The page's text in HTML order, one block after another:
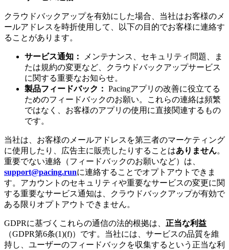
クラウドバックアップを有効にした場合、当社はお客様のメ
ールアドレスを時折使用して、以下の目的でお客様に連絡す
ることがあります。
サービス通知：
メンテナンス、セキュリティ問題、ま
たは規約の変更など、クラウドバックアップサービス
に関する重要なお知らせ。
製品フィードバック： Pacingアプリの改善に役立てる
ためのフィードバックのお願い。これらの連絡は頻繁
ではなく、お客様のアプリの使用に直接関連するもの
です。
当社は、お客様のメールアドレスを第三者のマーケティング
に使用したり、広告主に販売したりすることはありません。
重要でない連絡（フィードバックのお願いなど）は、
support@pacing.runに連絡することでオプトアウトできま
す。アカウントのセキュリティや重要なサービスの変更に関
する重要なサービス通知は、クラウドバックアップが有効で
ある限りオプトアウトできません。
GDPRに基づくこれらの通信の法的根拠は、 正当な利益
（GDPR第6条(1)(f)）です。当社には、サービスの品質を維
持し、ユーザーのフィードバックを収集するという正当な利